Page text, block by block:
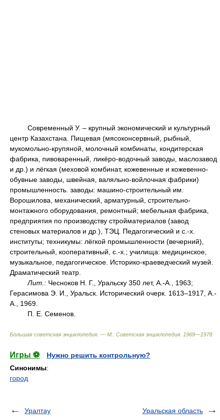
Современный У. – крупный экономический и культурный
центр Казахстана. Пищевая (мясоконсервный, рыбный,
мукомольно-крупяной, молочный комбинаты, кондитерская
фабрика, пивоваренный, ликёро-водочный заводы, маслозавод
и др.) и лёгкая (меховой комбинат, кожевенные и кожевенно-
обувные заводы, швейная, валяльно-войлочная фабрики)
промышленность. заводы: машино-строительный им.
Ворошилова, механический, арматурный, строительно-
монтажного оборудования, ремонтный; мебельная фабрика,
предприятия по производству стройматериалов (завод
стеновых материалов и др.), ТЭЦ. Педагогический и с.-х.
институты; техникумы: лёгкой промышленности (вечерний),
строительный, кооперативный, с.-х.; училища: медицинское,
музыкальное, педагогическое. Историко-краеведческий музей.
Драматический театр.
Лит.: Чесноков Н. Г., Уральску 350 лет, А.-А., 1963;
Герасимова Э. И., Уральск. Исторический очерк. 1613–1917, А.-
А., 1969.
П. Е. Семенов.
Большая советская энциклопедия. — М.: Советская энциклопедия 1969—1978
Игры ⚽
Нужно решить контрольную?
Синонимы:
город
Уралтау Уральская область